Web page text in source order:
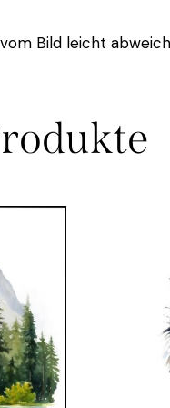
Bild leicht